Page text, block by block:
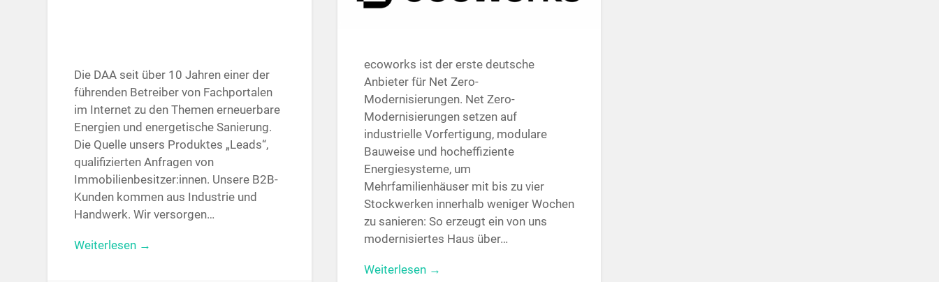
Die DAA seit über 10 Jahren einer der
führenden Betreiber von Fachportalen
im Internet zu den Themen erneuerbare
Energien und energetische Sanierung.
Die Quelle unsers Produktes „Leads“,
qualifizierten Anfragen von
Immobilienbesitzer:innen. Unsere B2B-
Kunden kommen aus Industrie und
Handwerk. Wir versorgen…
Weiterlesen →
ecoworks ist der erste deutsche
Anbieter für Net Zero-
Modernisierungen. Net Zero-
Modernisierungen setzen auf
industrielle Vorfertigung, modulare
Bauweise und hocheffiziente
Energiesysteme, um
Mehrfamilienhäuser mit bis zu vier
Stockwerken innerhalb weniger Wochen
zu sanieren: So erzeugt ein von uns
modernisiertes Haus über…
Weiterlesen →